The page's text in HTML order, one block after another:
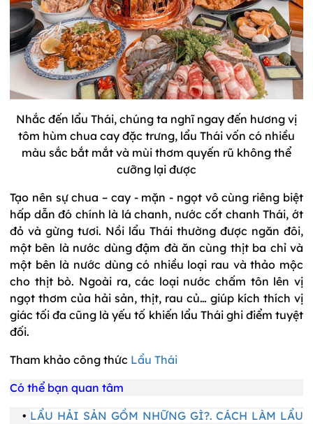
Nhắc đến lẩu Thái, chúng ta nghĩ ngay đến hương vị
tôm hùm chua cay đặc trưng, lẩu Thái vốn có nhiều
màu sắc bắt mắt và mùi thơm quyến rũ không thể
cưỡng lại được
Tạo nên sự chua – cay - mặn - ngọt vô cùng riêng biệt
hấp dẫn đó chính là lá chanh, nước cốt chanh Thái, ớt
đỏ và gừng tươi. Nồi lẩu Thái thường được ngăn đôi,
một bên là nước dùng đậm đà ăn cùng thịt ba chỉ và
một bên là nước dùng có nhiều loại rau và thảo mộc
cho thịt bò. Ngoài ra, các loại nước chấm tôn lên vị
ngọt thơm của hải sản, thịt, rau củ… giúp kích thích vị
giác tối đa cũng là yếu tố khiến lẩu Thái ghi điểm tuyệt
đối.
Tham khảo công thức Lẩu Thái
Có thể bạn quan tâm
• LẨU HẢI SẢN GỒM NHỮNG GÌ?. CÁCH LÀM LẨU